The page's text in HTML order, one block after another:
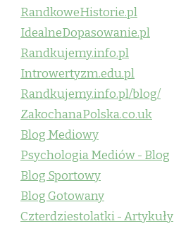
RandkoweHistorie.pl
IdealneDopasowanie.pl
Randkujemy.info.pl
Introwertyzm.edu.pl
Randkujemy.info.pl/blog/
ZakochanaPolska.co.uk
Blog Mediowy
Psychologia Mediów - Blog
Blog Sportowy
Blog Gotowany
Czterdziestolatki - Artykuły